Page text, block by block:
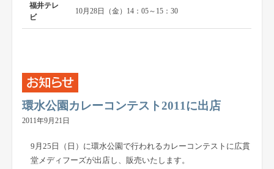
福井テレ
ビ
10月28日（金）14：05～15：30
環水公園カレーコンテスト2011に出店
2011年9月21日
9月25日（日）に環水公園で行われるカレーコンテストに広貫
堂メディフーズが出店し、販売いたします。